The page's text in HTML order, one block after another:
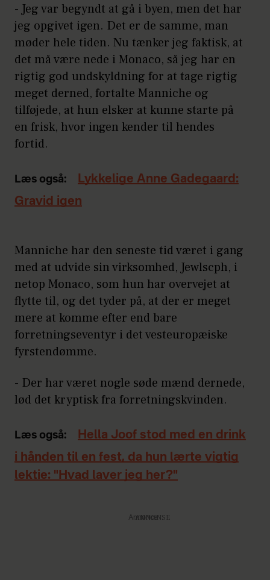
- Jeg var begyndt at gå i byen, men det har
jeg opgivet igen. Det er de samme, man
møder hele tiden. Nu tænker jeg faktisk, at
det må være nede i Monaco, så jeg har en
rigtig god undskyldning for at tage rigtig
meget derned, fortalte Manniche og
tilføjede, at hun elsker at kunne starte på
en frisk, hvor ingen kender til hendes
fortid.
Læs også:
Lykkelige Anne Gadegaard:
Gravid igen
Manniche har den seneste tid været i gang
med at udvide sin virksomhed, Jewlscph, i
netop Monaco, som hun har overvejet at
flytte til, og det tyder på, at der er meget
mere at komme efter end bare
forretningseventyr i det vesteuropæiske
fyrstendømme.
- Der har været nogle søde mænd dernede,
lød det kryptisk fra forretningskvinden.
Læs også:
Hella Joof stod med en drink
i hånden til en fest, da hun lærte vigtig
lektie: "Hvad laver jeg her?"
Annonce